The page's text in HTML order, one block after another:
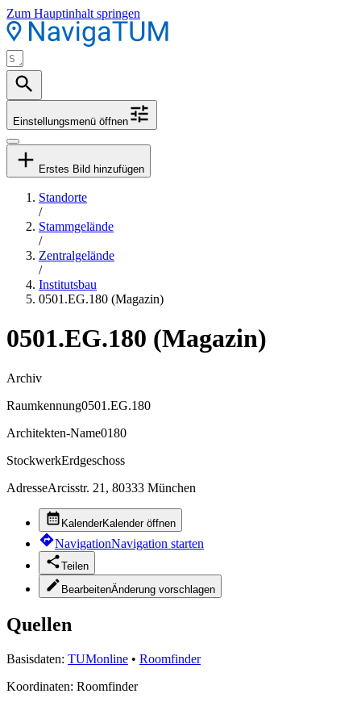
Zum Hauptinhalt springen
Einstellungsmenü öffnen
Erstes Bild hinzufügen
Standorte
/
Stammgelände
/
Zentralgelände
/
Institutsbau
0501.EG.180 (Magazin)
0501.EG.180 (Magazin)
Archiv
Raumkennung0501.EG.180
Architekten-Name0180
StockwerkErdgeschoss
AdresseArcisstr. 21, 80333 München
KalenderKalender öffnen
NavigationNavigation starten
Teilen
BearbeitenÄnderung vorschlagen
Quellen
Basisdaten: TUMonline • Roomfinder
Koordinaten: Roomfinder